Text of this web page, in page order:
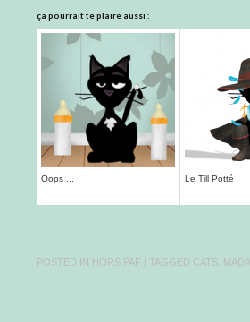
ça pourrait te plaire aussi :
Oops ... Le Till Potté
POSTED IN HORS PAF | TAGGED CATS